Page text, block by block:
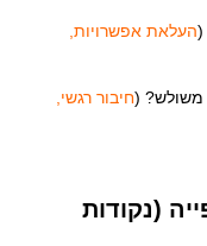
(העלאת אפשרויות,
משולש? (חיבור רגשי,
(נקודות